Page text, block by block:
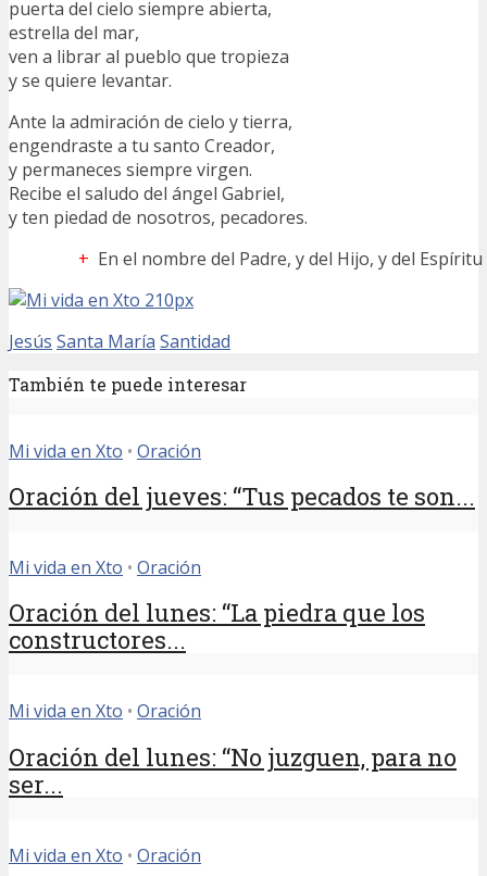
puerta del cielo siempre abierta,
estrella del mar,
ven a librar al pueblo que tropieza
y se quiere levantar.
Ante la admiración de cielo y tierra,
engendraste a tu santo Creador,
y permaneces siempre virgen.
Recibe el saludo del ángel Gabriel,
y ten piedad de nosotros, pecadores.
+ En el nombre del Padre, y del Hijo, y del Espíritu
Jesús Santa María Santidad
También te puede interesar
Mi vida en Xto • Oración
Oración del jueves: “Tus pecados te son...
Mi vida en Xto • Oración
Oración del lunes: “La piedra que los
constructores...
Mi vida en Xto • Oración
Oración del lunes: “No juzguen, para no
ser...
Mi vida en Xto • Oración